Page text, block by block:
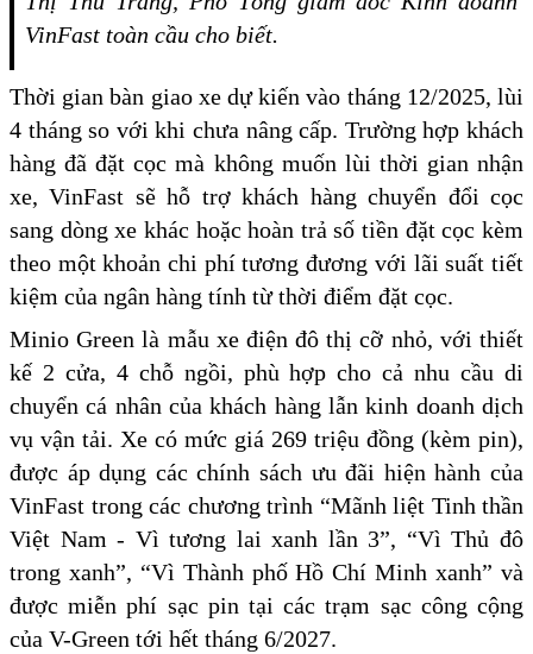
VinFast toàn cầu cho biết.
Thời gian bàn giao xe dự kiến vào tháng 12/2025, lùi
4 tháng so với khi chưa nâng cấp. Trường hợp khách
hàng đã đặt cọc mà không muốn lùi thời gian nhận
xe, VinFast sẽ hỗ trợ khách hàng chuyển đổi cọc
sang dòng xe khác hoặc hoàn trả số tiền đặt cọc kèm
theo một khoản chi phí tương đương với lãi suất tiết
kiệm của ngân hàng tính từ thời điểm đặt cọc.
Minio Green là mẫu xe điện đô thị cỡ nhỏ, với thiết
kế 2 cửa, 4 chỗ ngồi, phù hợp cho cả nhu cầu di
chuyển cá nhân của khách hàng lẫn kinh doanh dịch
vụ vận tải. Xe có mức giá 269 triệu đồng (kèm pin),
được áp dụng các chính sách ưu đãi hiện hành của
VinFast trong các chương trình “Mãnh liệt Tinh thần
Việt Nam - Vì tương lai xanh lần 3”, “Vì Thủ đô
trong xanh”, “Vì Thành phố Hồ Chí Minh xanh” và
được miễn phí sạc pin tại các trạm sạc công cộng
của V-Green tới hết tháng 6/2027.